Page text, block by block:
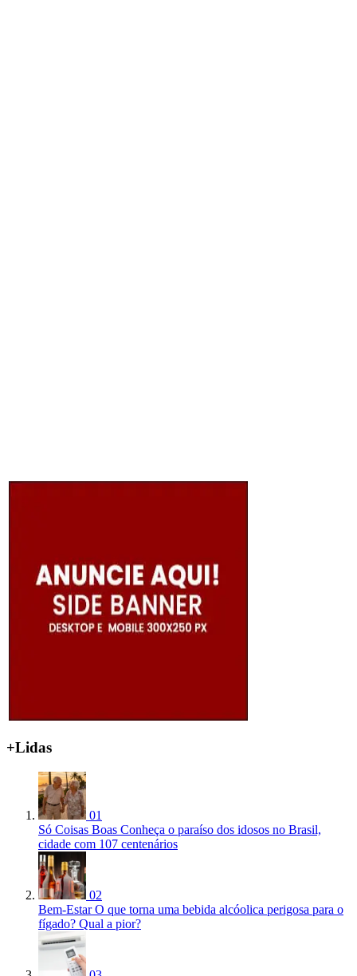
+Lidas
01
Só Coisas Boas Conheça o paraíso dos idosos no Brasil,
cidade com 107 centenários
02
Bem-Estar O que torna uma bebida alcóolica perigosa para o
fígado? Qual a pior?